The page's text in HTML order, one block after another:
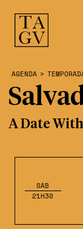
SÁB
21H30
AGENDA >
A Date